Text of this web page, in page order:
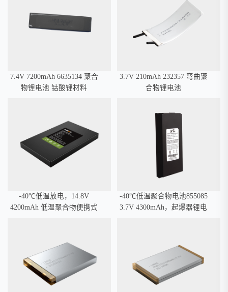
7.4V 7200mAh 6635134 聚合
物锂电池 钴酸锂材料
3.7V 210mAh 232357 弯曲聚
合物锂电池
-40℃低温放电，14.8V
4200mAh 低温聚合物便携式
-40℃低温聚合物电池855085
3.7V 4300mAh，起爆器锂电